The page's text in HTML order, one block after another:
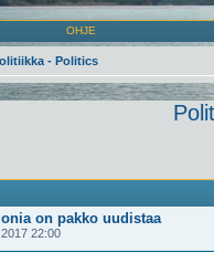
OHJE
- Politics
on pakko uudistaa
22:00